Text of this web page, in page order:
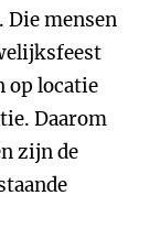
Die mensen
op locatie
Daarom
zijn de